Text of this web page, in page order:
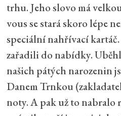
trhu. Jeho slovo má
vous se stará skoro lépe
speciální nahřívací
zařadili do nabídky.
našich pátých narozenin
Danem Trnkou
noty. A pak už to nabralo